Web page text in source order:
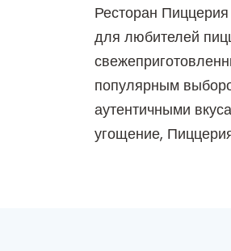
Ресторан
для любителей
популярным
аутентичными
угощение,